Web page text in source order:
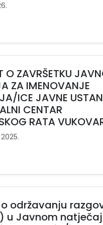
O ZAVRŠETKU
ZA IMENOVANJE
ICE JAVNE
CENTAR
RATA
održavanju
u Javnom